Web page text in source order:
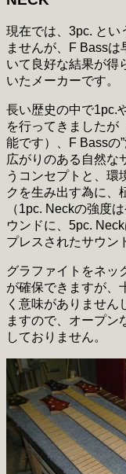
現在では、3pc. とい
ませんが、F Bass
いて良好な結果が得
いたメーカーです。
長い歴史の中で1pc.
を行ってきましたが
能です）、F Bassの
広がりのある自然な
うコンセプトと、環
クを生み出す為に、
（1pc. Neckの強度
ウンドに、5pc.
プレスされたサウン
グラファイトをネッ
が確保できますが、
く意味がありません
ますので、オープン
しておりません。